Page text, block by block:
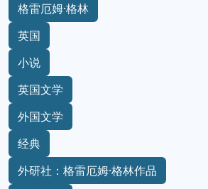
格雷厄姆·格林
英国
小说
英国文学
外国文学
经典
外研社：格雷厄姆·格林作品